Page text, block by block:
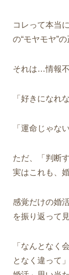
コレって本当
の“モヤモヤ”
それは…情報
「好きになれ
「運命じゃな
ただ、「判断
実はこれも、
感覚だけの婚
を振り返って
「なんとなく
となく違って